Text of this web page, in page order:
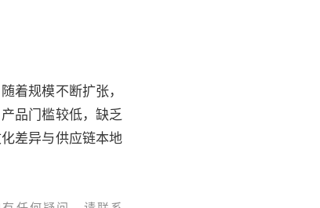
着规模不断扩张，
品门槛较低，缺乏
差异与供应链本地